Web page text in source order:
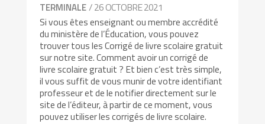
TERMINALE/ 26 OCTOBRE 2021
Si vous êtes enseignant ou membre accrédité
du ministère de l’Éducation, vous pouvez
trouver tous les Corrigé de livre scolaire gratuit
sur notre site. Comment avoir un corrigé de
livre scolaire gratuit ? Et bien c’est très simple,
il vous suffit de vous munir de votre identifiant
professeur et de le notifier directement sur le
site de l’éditeur, à partir de ce moment, vous
pouvez utiliser les corrigés de livre scolaire.